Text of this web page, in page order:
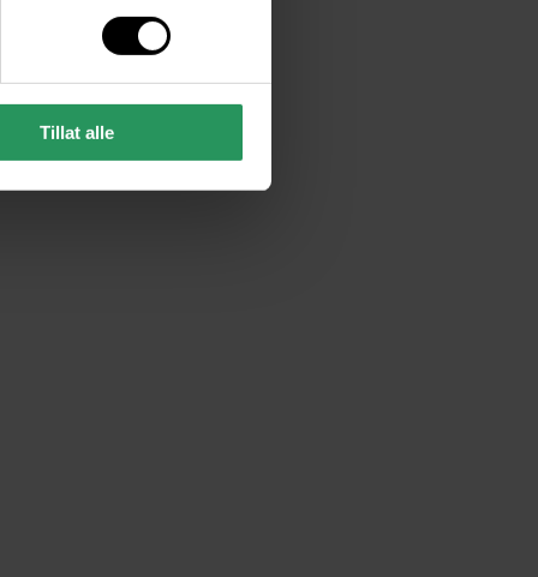
Tillat alle